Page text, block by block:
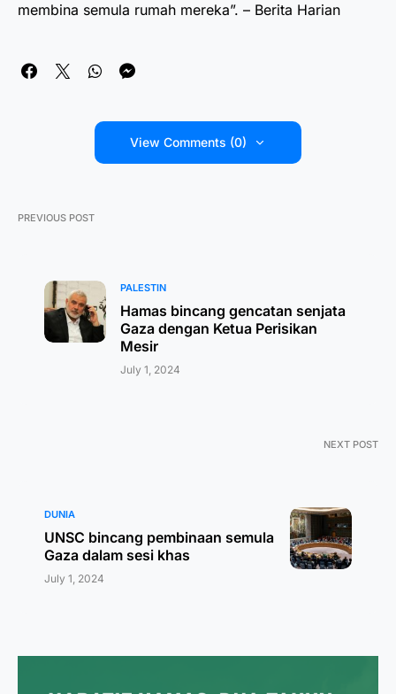
membina semula rumah mereka”. – Berita Harian
View Comments (0)
PREVIOUS POST
PALESTIN
Hamas bincang gencatan senjata
Gaza dengan Ketua Perisikan
Mesir
July 1, 2024
NEXT POST
DUNIA
UNSC bincang pembinaan semula
Gaza dalam sesi khas
July 1, 2024